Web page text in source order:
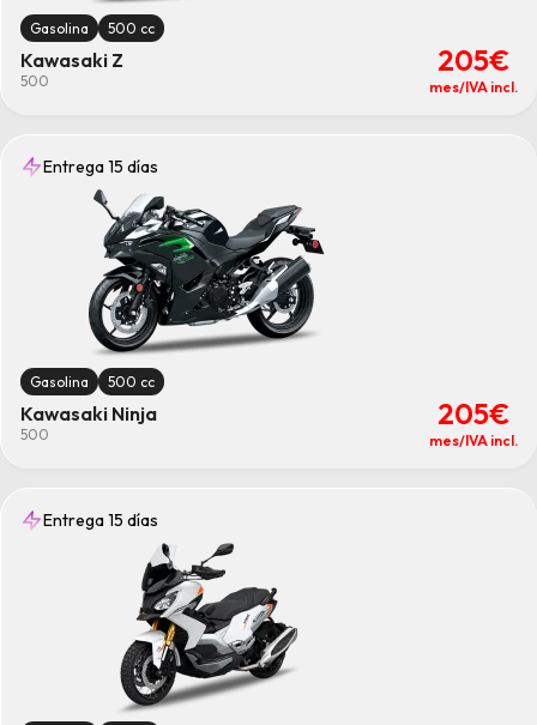
Gasolina 500 cc
Kawasaki Z
500
205€
mes/IVA incl.
Entrega 15 días
Gasolina 500 cc
Kawasaki Ninja
500
205€
mes/IVA incl.
Entrega 15 días